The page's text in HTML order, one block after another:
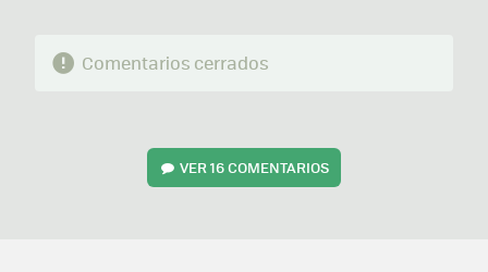
Comentarios cerrados
VER16 COMENTARIOS